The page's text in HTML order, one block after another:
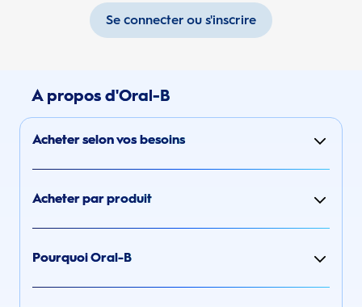
Se connecter ou s'inscrire
A propos d'Oral-B
Acheter selon vos besoins
Acheter par produit
Pourquoi Oral-B